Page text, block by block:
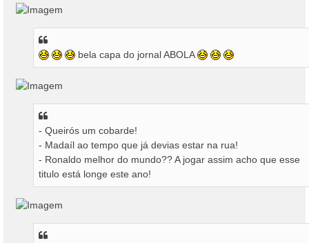
n
bela capa do jornal ABOLA
- Queirós um cobarde!
- Madaíl ao tempo que já devias estar na rua!
- Ronaldo melhor do mundo?? A jogar assim acho que esse
titulo está longe este ano!